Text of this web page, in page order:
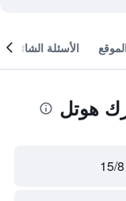
الموقع الأسئلة الشائعة
هوتل